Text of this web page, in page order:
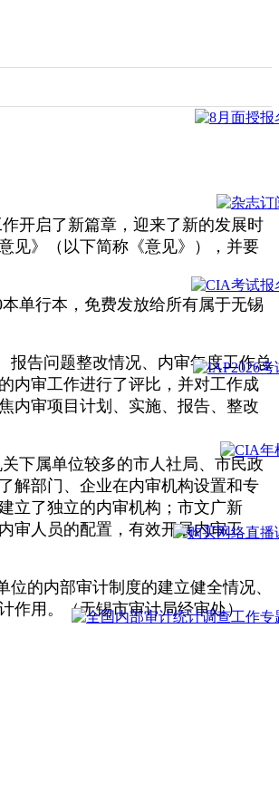
开启了新篇章，迎来了新的发展时
见》（以下简称《意见》），并要
单行本，免费发放给所有属于无锡
报告问题整改情况、内审年度工作总
内审工作进行了评比，并对工作成
内审项目计划、实施、报告、整改
下属单位较多的市人社局、市民政
解部门、企业在内审机构设置和专
立了独立的内审机构；市文广新
审人员的配置，有效开展内审工
的内部审计制度的建立健全情况、
作用。（无锡市审计局经审处）